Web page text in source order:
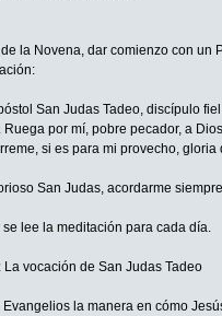
la Novena, dar comienzo con un
San Judas Tadeo, discípulo
por mí, pobre pecador, a
si es para mi provecho, gloria
San Judas, acordarme
lee la meditación para cada día.
La vocación de San Judas Tadeo
Evangelios la manera en cómo